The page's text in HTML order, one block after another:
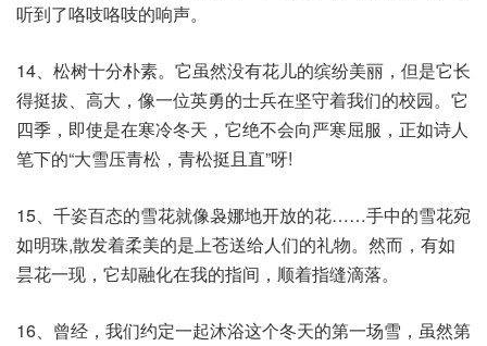
听到了咯吱咯吱的响声。
14、松树十分朴素。它虽然没有花儿的缤纷美丽，但是它长
得挺拔、高大，像一位英勇的士兵在坚守着我们的校园。它
四季，即使是在寒冷冬天，它绝不会向严寒屈服，正如诗人
笔下的“大雪压青松，青松挺且直”呀!
15、千姿百态的雪花就像袅娜地开放的花……手中的雪花宛
如明珠,散发着柔美的是上苍送给人们的礼物。然而，有如
昙花一现，它却融化在我的指间，顺着指缝滴落。
16、曾经，我们约定一起沐浴这个冬天的第一场雪，虽然第